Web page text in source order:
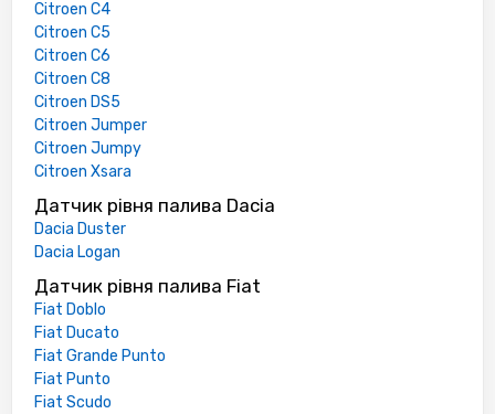
Citroen C4
Citroen C5
Citroen C6
Citroen C8
Citroen DS5
Citroen Jumper
Citroen Jumpy
Citroen Xsara
Датчик рівня палива Dacia
Dacia Duster
Dacia Logan
Датчик рівня палива Fiat
Fiat Doblo
Fiat Ducato
Fiat Grande Punto
Fiat Punto
Fiat Scudo